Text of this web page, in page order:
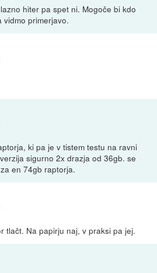
hiter pa spet ni. Mogoče bi kdo
primerjavo.
ki pa je v tistem testu na ravni
sigurno 2x drazja od 36gb. se
en 74gb raptorja.
tlačt. Na papirju naj, v praksi pa jej.